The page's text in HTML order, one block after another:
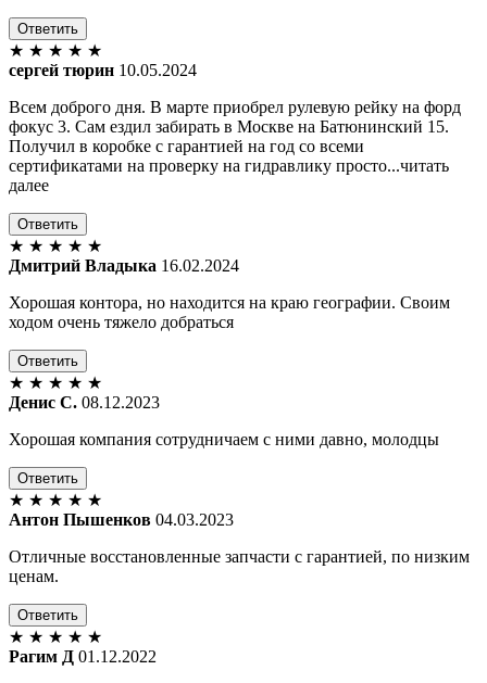
Ответить
★ ★ ★ ★ ★
сергей тюрин 10.05.2024
Всем доброго дня. В марте приобрел рулевую рейку на форд
фокус 3. Сам ездил забирать в Москве на Батюнинский 15.
Получил в коробке с гарантией на год со всеми
сертификатами на проверку на гидравлику просто...читать
далее
Ответить
★ ★ ★ ★ ★
Дмитрий Владыка 16.02.2024
Хорошая контора, но находится на краю географии. Своим
ходом очень тяжело добраться
Ответить
★ ★ ★ ★ ★
Денис С. 08.12.2023
Хорошая компания сотрудничаем с ними давно, молодцы
Ответить
★ ★ ★ ★ ★
Антон Пышенков 04.03.2023
Отличные восстановленные запчасти с гарантией, по низким
ценам.
Ответить
★ ★ ★ ★ ★
Рагим Д 01.12.2022